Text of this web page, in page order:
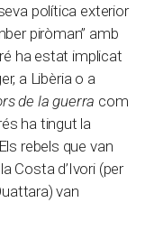
política exterior
piròman” amb
ha estat implicat
a Libèria o a
de la guerra com
ha tingut la
rebels que van
Costa d’Ivori (per
van